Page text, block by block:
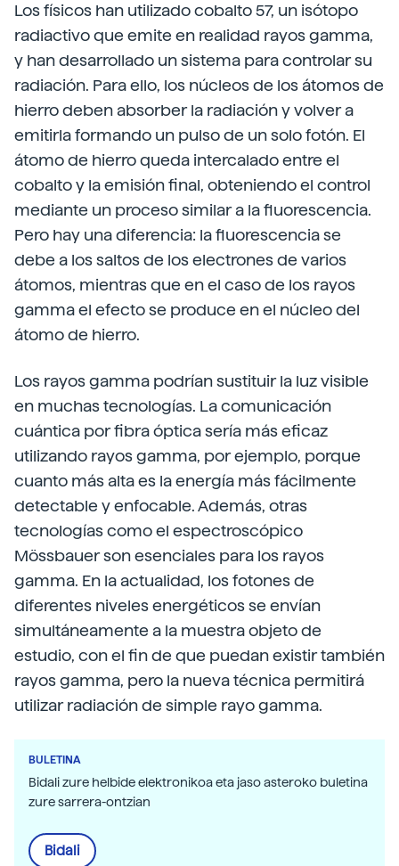
Los físicos han utilizado cobalto 57, un isótopo
radiactivo que emite en realidad rayos gamma,
y han desarrollado un sistema para controlar su
radiación. Para ello, los núcleos de los átomos de
hierro deben absorber la radiación y volver a
emitirla formando un pulso de un solo fotón. El
átomo de hierro queda intercalado entre el
cobalto y la emisión final, obteniendo el control
mediante un proceso similar a la fluorescencia.
Pero hay una diferencia: la fluorescencia se
debe a los saltos de los electrones de varios
átomos, mientras que en el caso de los rayos
gamma el efecto se produce en el núcleo del
átomo de hierro.
Los rayos gamma podrían sustituir la luz visible
en muchas tecnologías. La comunicación
cuántica por fibra óptica sería más eficaz
utilizando rayos gamma, por ejemplo, porque
cuanto más alta es la energía más fácilmente
detectable y enfocable. Además, otras
tecnologías como el espectroscópico
Mössbauer son esenciales para los rayos
gamma. En la actualidad, los fotones de
diferentes niveles energéticos se envían
simultáneamente a la muestra objeto de
estudio, con el fin de que puedan existir también
rayos gamma, pero la nueva técnica permitirá
utilizar radiación de simple rayo gamma.
BULETINA
Bidali zure helbide elektronikoa eta jaso asteroko buletina
zure sarrera-ontzian
Bidali